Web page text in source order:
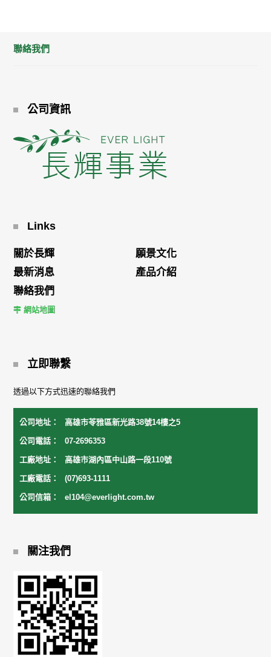
聯絡我們
公司資訊
Links
關於長輝
願景文化
最新消息
產品介紹
聯絡我們
網站地圖
立即聯繫
透過以下方式迅速的聯絡我們
公司地址： 高雄市苓雅區新光路38號14樓之5
公司電話： 07-2696353
工廠地址： 高雄市湖內區中山路一段110號
工廠電話： (07)693-1111
公司信箱： el104@everlight.com.tw
關注我們